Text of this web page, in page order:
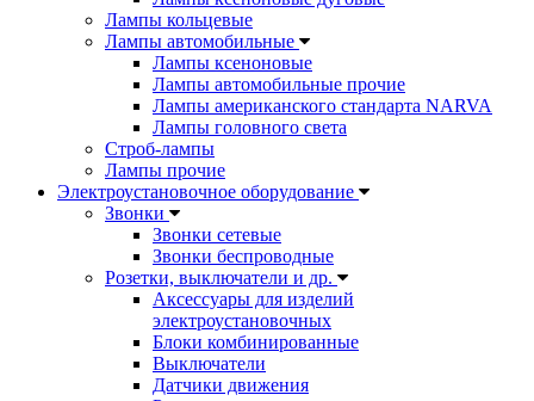
Лампы кольцевые
Лампы автомобильные
Лампы ксеноновые
Лампы автомобильные прочие
Лампы американского стандарта NARVA
Лампы головного света
Строб-лампы
Лампы прочие
Электроустановочное оборудование
Звонки
Звонки сетевые
Звонки беспроводные
Розетки, выключатели и др.
Аксессуары для изделий
электроустановочных
Блоки комбинированные
Выключатели
Датчики движения